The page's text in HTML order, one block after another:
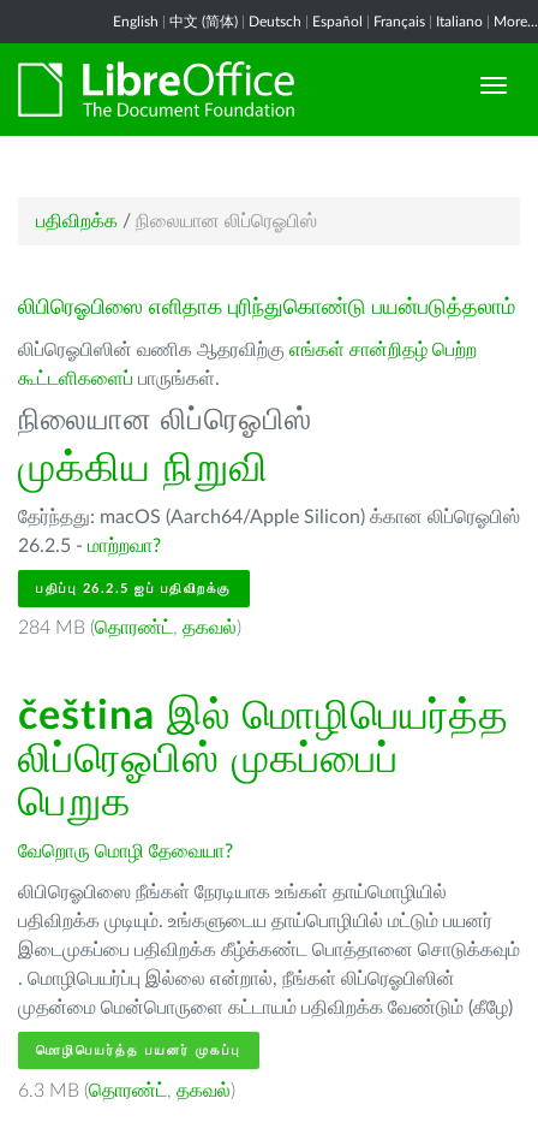
English 中文 (简体) Deutsch Español Français Italiano More...
பதிவிறக்க / நிலையான லிப்ரெஓபிஸ்
லிபிரெஓபிஸை எளிதாக புரிந்துகொண்டு பயன்படுத்தலாம்
லிப்ரெஓபிஸின் வணிக ஆதரவிற்கு எங்கள் சான்றிதழ் பெற்ற
கூட்டளிகளைப் பாருங்கள்.
நிலையான லிப்ரெஓபிஸ்
முக்கிய நிறுவி
தேர்ந்தது: macOS (Aarch64/Apple Silicon) க்கான லிப்ரெஓபிஸ்
26.2.5 - மாற்றவா?
பதிப்பு 26.2.5 ஐப் பதிவிறக்கு
284 MB (தொரண்ட் , தகவல்)
čeština இல் மொழிபெயர்த்த
லிப்ரெஓபிஸ் முகப்பைப்
பெறுக
வேறொரு மொழி தேவையா?
லிபிரெஓபிஸை நீங்கள் நேரடியாக உங்கள் தாய்மொழியில்
பதிவிறக்க முடியும். உங்களுடைய தாய்பொழியில் மட்டும் பயனர்
இடைமுகப்பை பதிவிறக்க கீழ்க்கண்ட பொத்தானை சொடுக்கவும்
. மொழிபெயர்ப்பு இல்லை என்றால், நீங்கள் லிப்ரெஓபிஸின்
முதன்மை மென்பொருளை கட்டாயம் பதிவிறக்க வேண்டும் (கீழே)
மொழிபெயர்த்த பயனர் முகப்பு
6.3 MB (தொரண்ட் , தகவல்)